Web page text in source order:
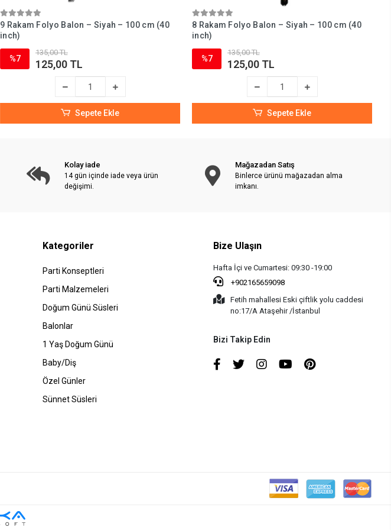
9 Rakam Folyo Balon – Siyah – 100 cm (40
inch)
%7
135,00 TL
125,00 TL
Sepete Ekle
8 Rakam Folyo Balon – Siyah – 100 cm (40
inch)
%7
135,00 TL
125,00 TL
Sepete Ekle
Kolay iade
14 gün içinde iade veya ürün
değişimi.
Mağazadan Satış
Binlerce ürünü mağazadan alma
imkanı.
Kategoriler
Parti Konseptleri
Parti Malzemeleri
Doğum Günü Süsleri
Balonlar
1 Yaş Doğum Günü
Baby/Diş
Özel Günler
Sünnet Süsleri
Bize Ulaşın
Hafta İçi ve Cumartesi: 09:30 -19:00
+902165659098
Fetih mahallesi Eski çiftlik yolu caddesi
no:17/A Ataşehir /İstanbul
Bizi Takip Edin